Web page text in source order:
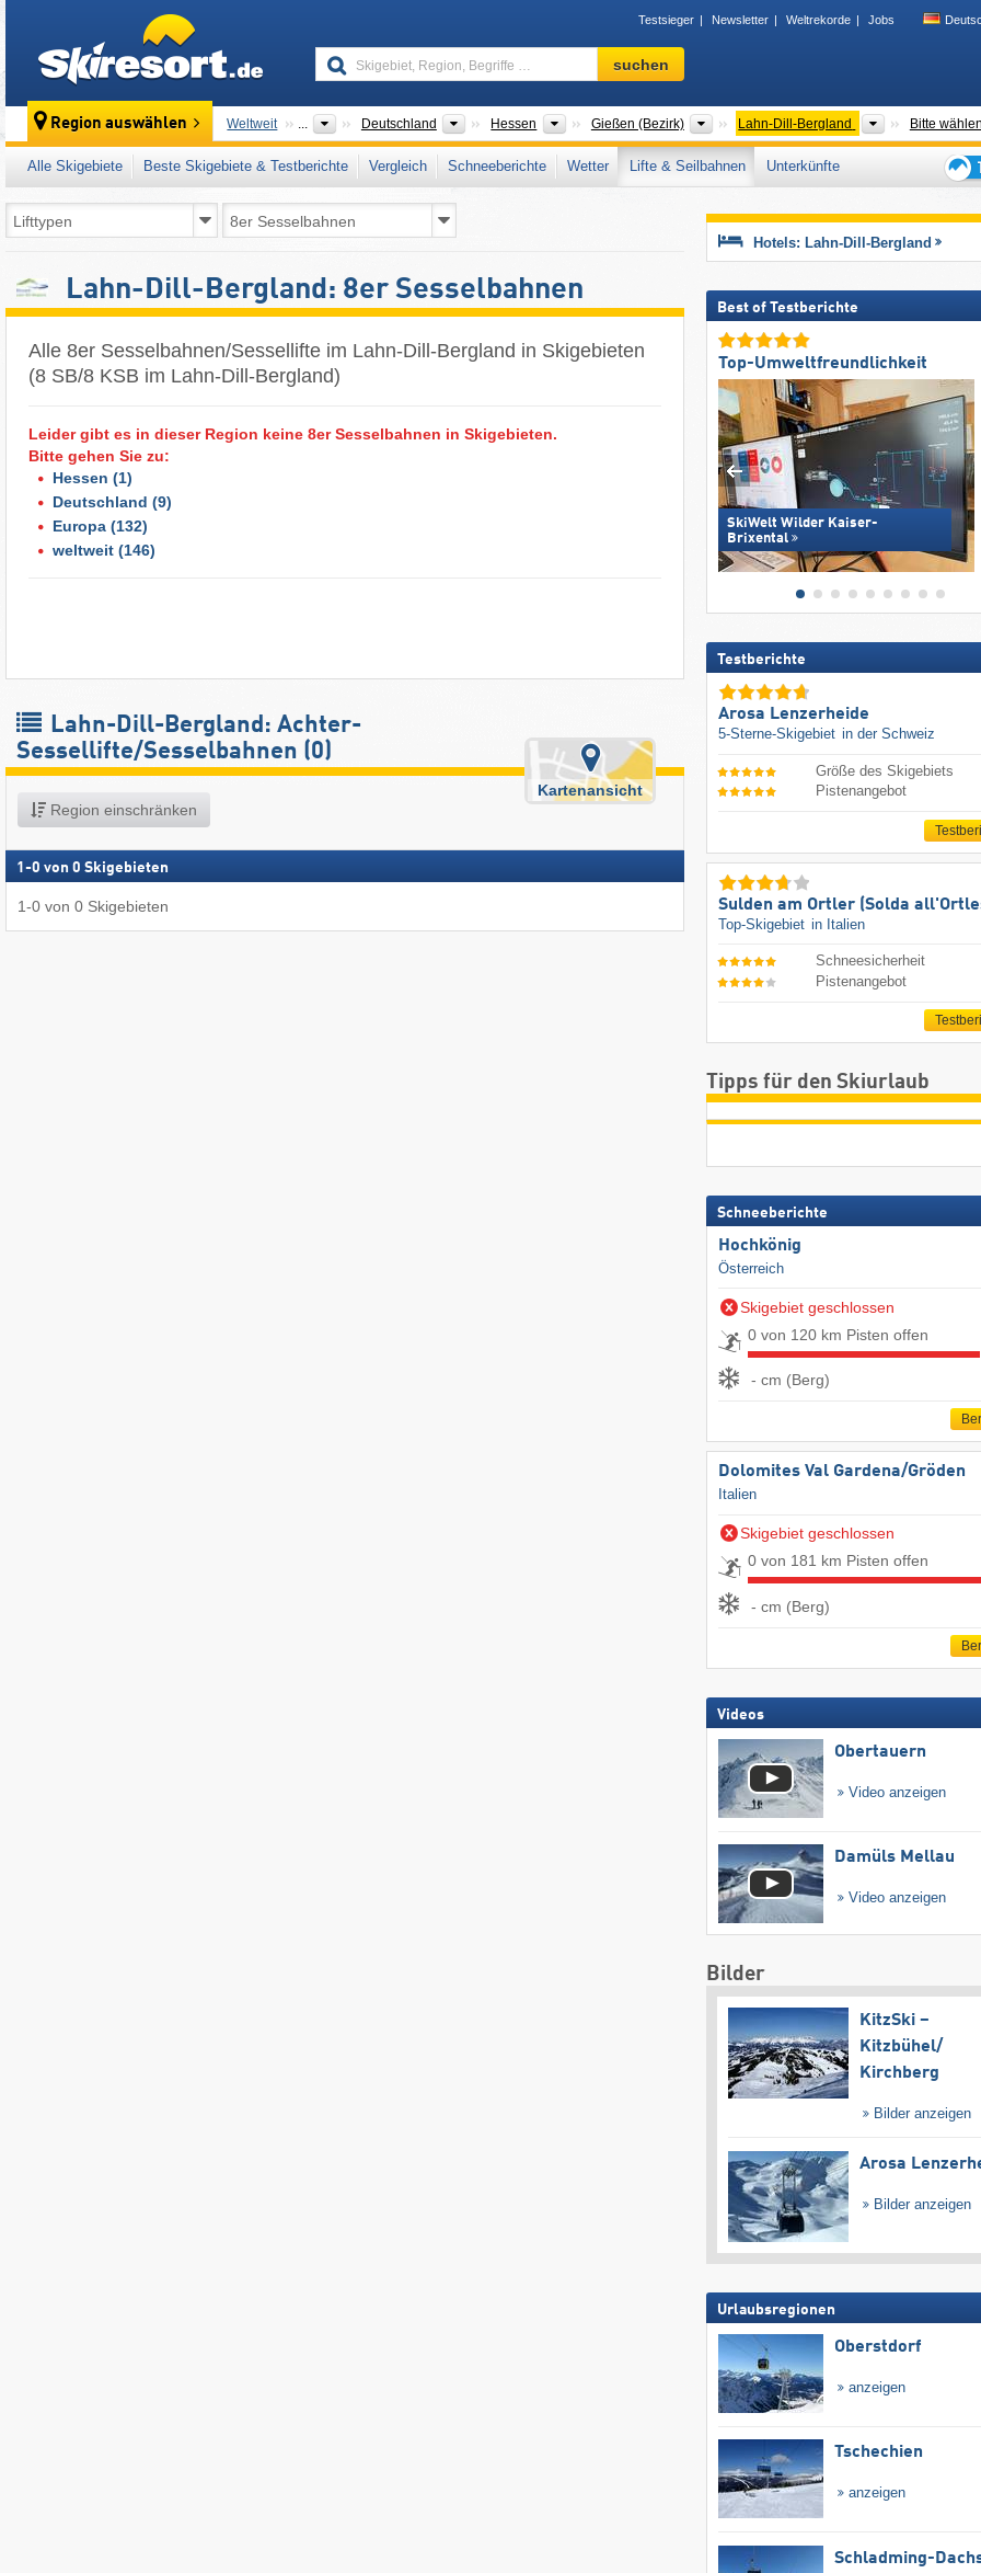
Testsieger Newsletter Weltrekorde Jobs
Skigebiet,
Region,
…
suchen
Region auswählen Weltweit ... Deutschland LänderHessen Bundesländer
Gießen (Bezirk) BezirkeLahn-Dill-Bergland Bitte
Alle Skigebiete Beste Skigebiete & Testberichte Vergleich Schneeberichte Wetter Lifte & Seilbahnen
Unterkünfte
für
Lahn-Dill-Bergland: 8er Sesselbahnen
Alle 8er Sesselbahnen/Sessellifte im Lahn-Dill-Bergland in Skigebieten
(8 SB/8 KSB im Lahn-Dill-Bergland)
Leider gibt es in dieser Region keine 8er Sesselbahnen in Skigebieten.
Bitte gehen Sie zu:
Hessen (1)
Deutschland (9)
Europa (132)
weltweit (146)
Lahn-Dill-Bergland: Achter-
Sessellifte/Sesselbahnen (0)
Region einschränken
Kartenansicht
1 -0 von 0 Skigebieten
1-0 von 0 Skigebieten
Hotels: Lahn-Dill-Bergland
Best of Testberichte
Top-Umweltfreundlichkeit
SkiWelt Wilder Kaiser-
Brixental
Testberichte
Arosa Lenzerheide
5-Sterne-Skigebiet in der Schweiz
Größe des Skigebiets
Pistenangebot
Sulden am Ortler (Solda
Top-Skigebiet in Italien
Schneesicherheit
Pistenangebot
Tipps für den Skiurlaub
Schneeberichte
Hochkönig
Österreich
Skigebiet geschlossen
0 von 120 km Pisten offen
- cm (Berg)
Dolomites Val Gardena/​Gröden
Italien
Skigebiet geschlossen
0 von 181 km Pisten offen
- cm (Berg)
Videos
Obertauern
Video anzeigen
Damüls Mellau
Video anzeigen
Bilder
KitzSki –
Kitzbühel/​
Kirchberg
Bilder anzeigen
Arosa
Bilder anzeigen
Urlaubsregionen
Oberstdorf
anzeigen
Tschechien
anzeigen
Schladming-